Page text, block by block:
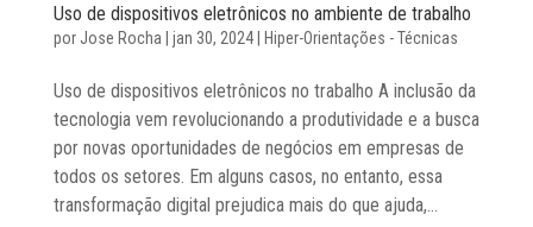
Uso de dispositivos eletrônicos no ambiente de trabalho
por Jose Rocha jan 30, 2024| Hiper-Orientações - Técnicas
Uso de dispositivos eletrônicos no trabalho A inclusão da
tecnologia vem revolucionando a produtividade e a busca
por novas oportunidades de negócios em empresas de
todos os setores. Em alguns casos, no entanto, essa
transformação digital prejudica mais do que ajuda,...